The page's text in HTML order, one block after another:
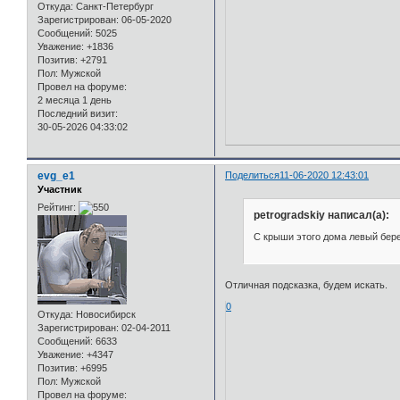
Откуда: Санкт-Петербург
Зарегистрирован: 06-05-2020
Сообщений: 5025
Уважение: +1836
Позитив: +2791
Пол: Мужской
Провел на форуме:
2 месяца 1 день
Последний визит:
30-05-2026 04:33:02
Поделиться11-06-2020 12:43:01
evg_e1
Участник
Рейтинг:
Откуда: Новосибирск
Зарегистрирован: 02-04-2011
Сообщений: 6633
Уважение: +4347
Позитив: +6995
Пол: Мужской
Провел на форуме:
petrogradskiy написал(а):
С крыши этого дома левый
Отличная подсказка, будем искать.
0